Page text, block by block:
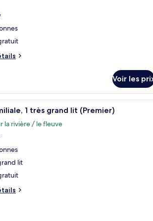
Voir les
:
Une chambre spacieuse
1 très grand lit (Premier)
la rivière / le fleuve
lit